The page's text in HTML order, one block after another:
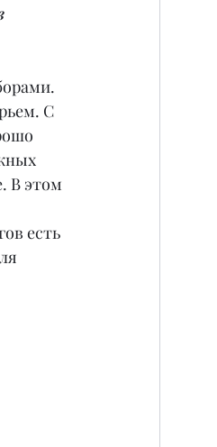
С
В этом
есть